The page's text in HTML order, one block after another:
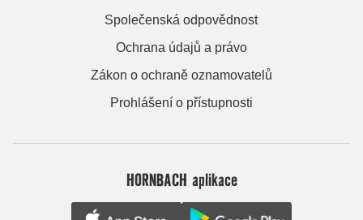
Společenská odpovědnost
Ochrana údajů a právo
Zákon o ochraně oznamovatelů
Prohlášení o přístupnosti
HORNBACH aplikace